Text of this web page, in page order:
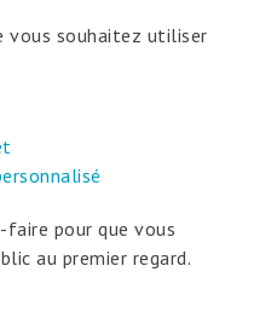
vous souhaitez utiliser
pour que vous
au premier regard.